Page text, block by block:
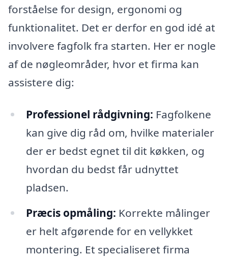
forståelse for design, ergonomi og
funktionalitet. Det er derfor en god idé at
involvere fagfolk fra starten. Her er nogle
af de nøgleområder, hvor et firma kan
assistere dig:
Professionel rådgivning: Fagfolkene
kan give dig råd om, hvilke materialer
der er bedst egnet til dit køkken, og
hvordan du bedst får udnyttet
pladsen.
Præcis opmåling: Korrekte målinger
er helt afgørende for en vellykket
montering. Et specialiseret firma